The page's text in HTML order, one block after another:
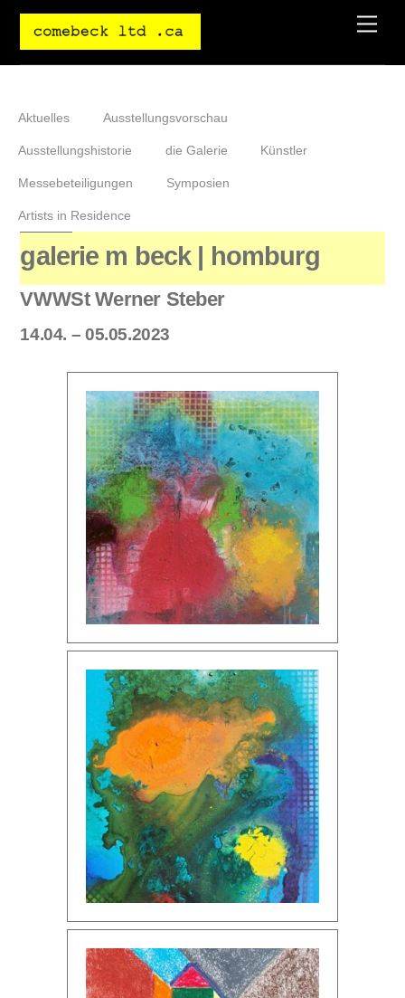
Aktuelles Ausstellungsvorschau
Ausstellungshistorie die Galerie Künstler
Messebeteiligungen Symposien
Artists in Residence
galerie m beck | homburg
VWWSt Werner Steber
14.04. – 05.05.2023